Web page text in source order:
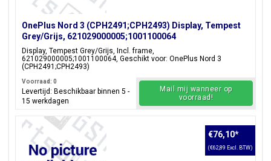
OnePlus Nord 3 (CPH2491;CPH2493) Display, Tempest
Grey/Grijs, 621029000005;1001100064
Display, Tempest Grey/Grijs, Incl. frame,
621029000005;1001100064, Geschikt voor: OnePlus Nord 3
(CPH2491;CPH2493)
Voorraad: 0
Levertijd: Beschikbaar binnen 5 -
15 werkdagen
Mail mij wanneer op
voorraad!
€76,10*
(€62,89 Excl. BTW)